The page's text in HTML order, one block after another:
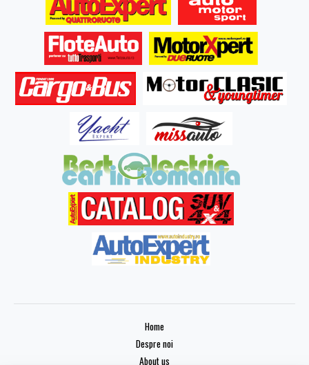
Home
Despre noi
About us